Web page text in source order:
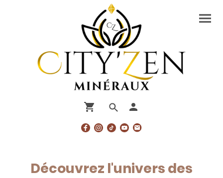
Découvrez l'univers des